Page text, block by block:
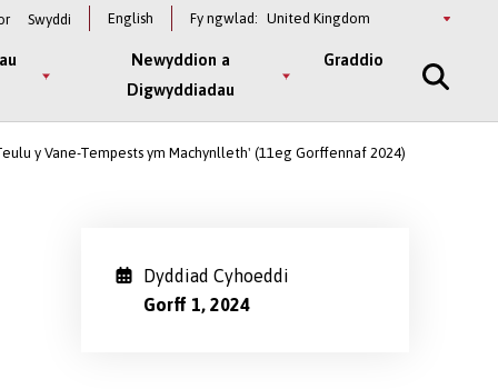
Swyddi English Fy ngwlad: Select
Newyddion a
Digwyddiadau
Graddio
y Vane-Tempests ym Machynlleth' (11eg Gorffennaf 2024)
Dyddiad Cyhoeddi
Gorff 1, 2024